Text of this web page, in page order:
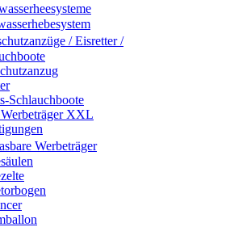
/ Eisretter /
Schlauchboote
XXL
Werbeträger